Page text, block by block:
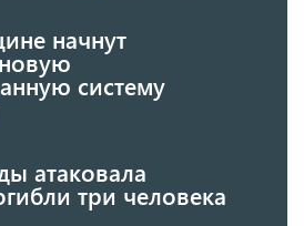
начнут
систему
атаковала
три человека